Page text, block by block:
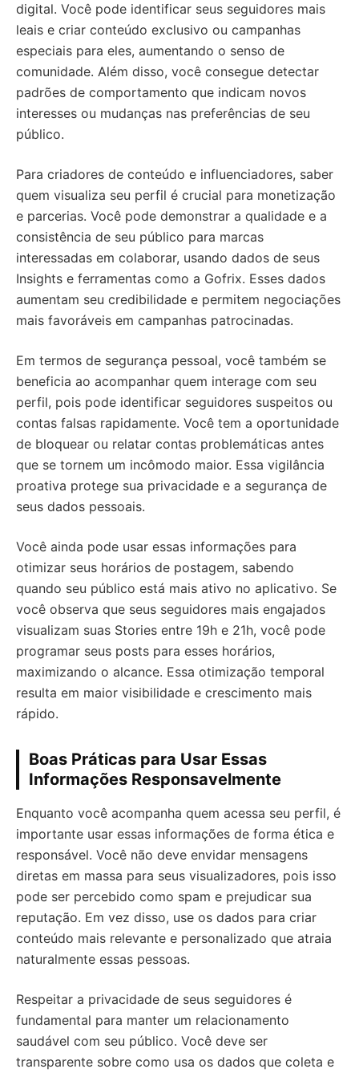
digital. Você pode identificar seus seguidores mais
leais e criar conteúdo exclusivo ou campanhas
especiais para eles, aumentando o senso de
comunidade. Além disso, você consegue detectar
padrões de comportamento que indicam novos
interesses ou mudanças nas preferências de seu
público.
Para criadores de conteúdo e influenciadores, saber
quem visualiza seu perfil é crucial para monetização
e parcerias. Você pode demonstrar a qualidade e a
consistência de seu público para marcas
interessadas em colaborar, usando dados de seus
Insights e ferramentas como a Gofrix. Esses dados
aumentam seu credibilidade e permitem negociações
mais favoráveis em campanhas patrocinadas.
Em termos de segurança pessoal, você também se
beneficia ao acompanhar quem interage com seu
perfil, pois pode identificar seguidores suspeitos ou
contas falsas rapidamente. Você tem a oportunidade
de bloquear ou relatar contas problemáticas antes
que se tornem um incômodo maior. Essa vigilância
proativa protege sua privacidade e a segurança de
seus dados pessoais.
Você ainda pode usar essas informações para
otimizar seus horários de postagem, sabendo
quando seu público está mais ativo no aplicativo. Se
você observa que seus seguidores mais engajados
visualizam suas Stories entre 19h e 21h, você pode
programar seus posts para esses horários,
maximizando o alcance. Essa otimização temporal
resulta em maior visibilidade e crescimento mais
rápido.
Boas Práticas para Usar Essas
Informações Responsavelmente
Enquanto você acompanha quem acessa seu perfil, é
importante usar essas informações de forma ética e
responsável. Você não deve envidar mensagens
diretas em massa para seus visualizadores, pois isso
pode ser percebido como spam e prejudicar sua
reputação. Em vez disso, use os dados para criar
conteúdo mais relevante e personalizado que atraia
naturalmente essas pessoas.
Respeitar a privacidade de seus seguidores é
fundamental para manter um relacionamento
saudável com seu público. Você deve ser
transparente sobre como usa os dados que coleta e